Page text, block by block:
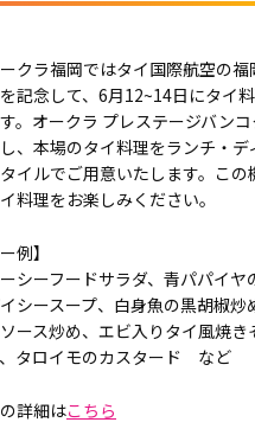
クラ福岡ではタイ国際航空の
記念して、6月12~14日にタイ
。オークラ プレステージバン
、本場のタイ料理をランチ・デ
イルでご用意いたします。この
料理をお楽しみください。
例】
シーフードサラダ、青パパイヤ
シースープ、白身魚の黒胡椒炒
ース炒め、エビ入りタイ風焼き
タロイモのカスタード など
詳細はこちら